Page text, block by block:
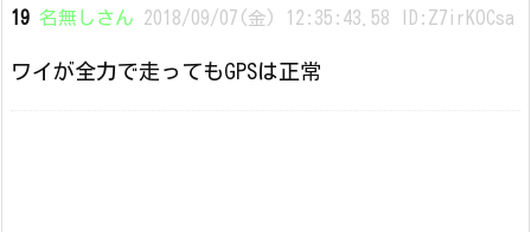
19 名無しさん 2018/09/07(金) 12:35:43.58 ID:Z7irKOCsa
ワイが全力で走ってもGPSは正常